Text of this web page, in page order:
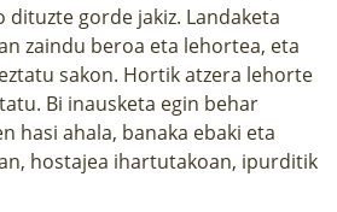
gorde jakiz. Landaketa
zaindu beroa eta lehortea, eta
sakon. Hortik atzera lehorte
Bi inausketa egin behar
hasi ahala, banaka ebaki eta
hostajea ihartutakoan, ipurditik